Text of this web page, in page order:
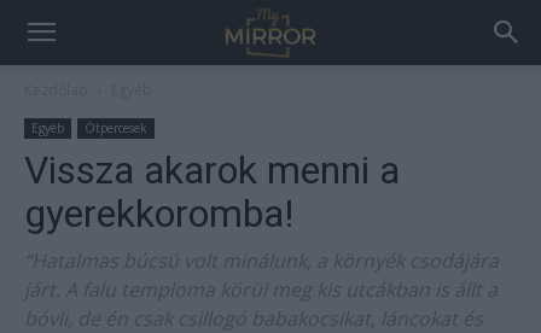
Egyéb Ötpercesek
Vissza akarok menni a
gyerekkoromba!
“Hatalmas búcsú volt minálunk, a környék csodájára
járt. A falu temploma körül meg kis utcákban is állt a
bóvli, de én csak csillogó babakocsikat, láncokat és